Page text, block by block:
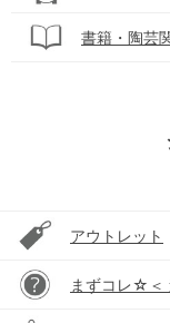
書籍・陶芸
アウトレット
まずコレ☆＜